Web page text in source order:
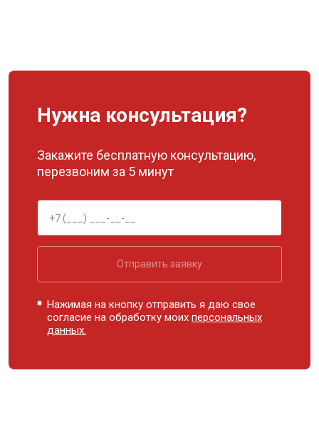
Нужна консультация?
Закажите бесплатную консультацию,
перезвоним за 5 минут
Отправить заявку
Нажимая на кнопку отправить я даю свое
согласие на обработку моихперсональных
данных.